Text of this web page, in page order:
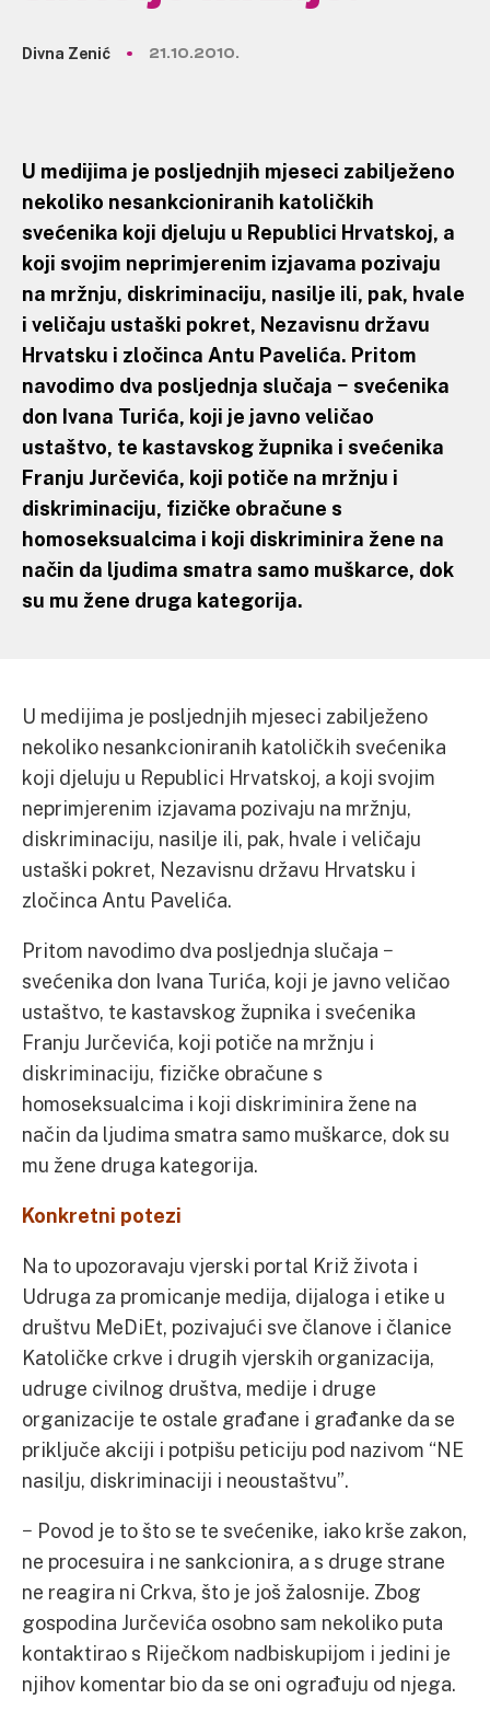
Divna Zenić 21.10.2010.
U medijima je posljednjih mjeseci zabilježeno
nekoliko nesankcioniranih katoličkih
svećenika koji djeluju u Republici Hrvatskoj, a
koji svojim neprimjerenim izjavama pozivaju
na mržnju, diskriminaciju, nasilje ili, pak, hvale
i veličaju ustaški pokret, Nezavisnu državu
Hrvatsku i zločinca Antu Pavelića. Pritom
navodimo dva posljednja slučaja − svećenika
don Ivana Turića, koji je javno veličao
ustaštvo, te kastavskog župnika i svećenika
Franju Jurčevića, koji potiče na mržnju i
diskriminaciju, fizičke obračune s
homoseksualcima i koji diskriminira žene na
način da ljudima smatra samo muškarce, dok
su mu žene druga kategorija.
U medijima je posljednjih mjeseci zabilježeno
nekoliko nesankcioniranih katoličkih svećenika
koji djeluju u Republici Hrvatskoj, a koji svojim
neprimjerenim izjavama pozivaju na mržnju,
diskriminaciju, nasilje ili, pak, hvale i veličaju
ustaški pokret, Nezavisnu državu Hrvatsku i
zločinca Antu Pavelića.
Pritom navodimo dva posljednja slučaja −
svećenika don Ivana Turića, koji je javno veličao
ustaštvo, te kastavskog župnika i svećenika
Franju Jurčevića, koji potiče na mržnju i
diskriminaciju, fizičke obračune s
homoseksualcima i koji diskriminira žene na
način da ljudima smatra samo muškarce, dok su
mu žene druga kategorija.
Konkretni potezi
Na to upozoravaju vjerski portal Križ života i
Udruga za promicanje medija, dijaloga i etike u
društvu MeDiEt, pozivajući sve članove i članice
Katoličke crkve i drugih vjerskih organizacija,
udruge civilnog društva, medije i druge
organizacije te ostale građane i građanke da se
priključe akciji i potpišu peticiju pod nazivom “NE
nasilju, diskriminaciji i neoustaštvu”.
− Povod je to što se te svećenike, iako krše zakon,
ne procesuira i ne sankcionira, a s druge strane
ne reagira ni Crkva, što je još žalosnije. Zbog
gospodina Jurčevića osobno sam nekoliko puta
kontaktirao s Riječkom nadbiskupijom i jedini je
njihov komentar bio da se oni ograđuju od njega.